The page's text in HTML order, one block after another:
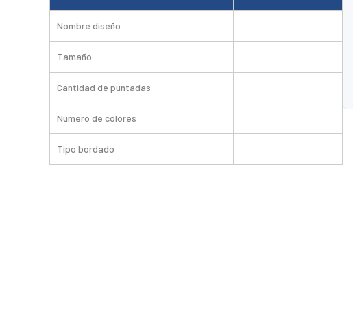
Nombre diseño
Tamaño
Cantidad de puntadas
Número de colores
Tipo bordado